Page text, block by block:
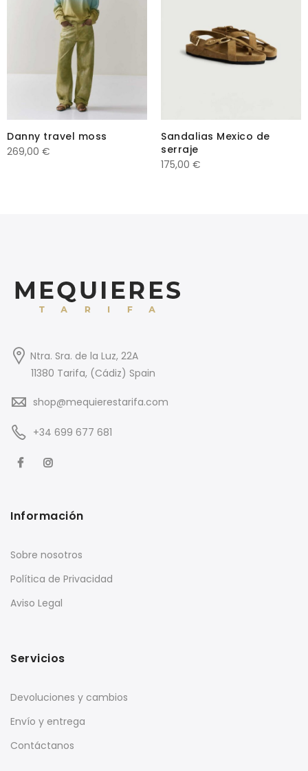
Danny travel moss
269,00 €
Sandalias Mexico de
serraje
175,00 €
Ntra. Sra. de la Luz, 22A
11380 Tarifa, (Cádiz) Spain
shop@mequierestarifa.com
+34 699 677 681
Información
Sobre nosotros
Política de Privacidad
Aviso Legal
Servicios
Devoluciones y cambios
Envío y entrega
Contáctanos